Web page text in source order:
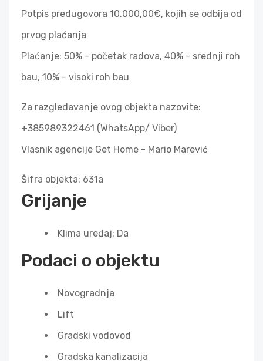
Potpis predugovora 10.000,00€, kojih se odbija od
prvog plaćanja
Plaćanje: 50% - početak radova, 40% - srednji roh
bau, 10% - visoki roh bau
Za razgledavanje ovog objekta nazovite:
+385989322461 (WhatsApp/ Viber)
Vlasnik agencije Get Home - Mario Marević
Šifra objekta: 631a
Grijanje
Klima uređaj: Da
Podaci o objektu
Novogradnja
Lift
Gradski vodovod
Gradska kanalizacija